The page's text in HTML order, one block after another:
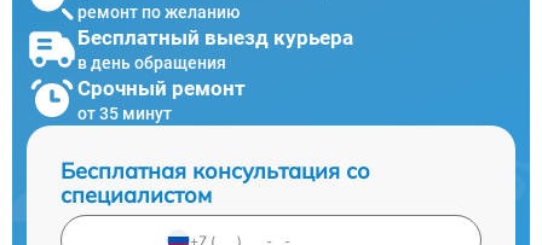
ремонт по желанию
Бесплатный выезд курьера
в день обращения
Срочный ремонт
от 35 минут
Бесплатная консультация со
специалистом